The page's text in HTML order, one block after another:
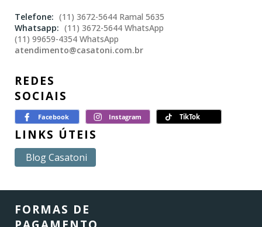
(11) 3672-5644 Ramal 5635
(11) 3672-5644 WhatsApp
(11) 99659-4354 WhatsApp
atendimento@casatoni.com.br
REDES
SOCIAIS
LINKS ÚTEIS
Blog Casatoni
FORMAS DE